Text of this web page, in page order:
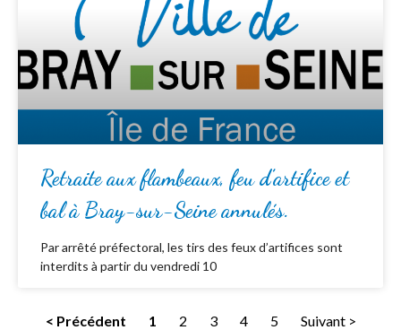
Retraite aux flambeaux, feu d’artifice et
bal à Bray-sur-Seine annulés.
Par arrêté préfectoral, les tirs des feux d’artifices sont
interdits à partir du vendredi 10
< Précédent 1 2 3 4 5 Suivant >